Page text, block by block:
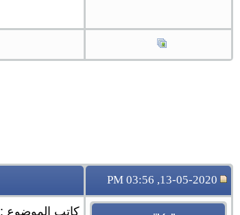
13-05-2020, 03:56 PM
كاتب الموضوع :